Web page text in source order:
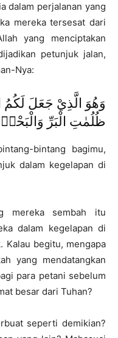
dalam perjalanan yang
mereka tersesat dari
yang menciptakan
petunjuk jalan,
Nya:
وَهُوَ الَّذِيْ جَعَلَ لَكُمُ
ظُلُمٰتِ الْبَرِّ
bintang bagimu,
dalam kegelapan di
mereka sembah itu
dalam kegelapan di
Kalau begitu, mengapa
yang mendatangkan
para petani sebelum
besar dari Tuhan?
seperti demikian?